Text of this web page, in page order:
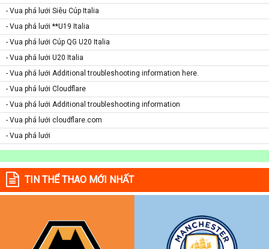
- Vua phá lưới Siêu Cúp Italia
- Vua phá lưới **U19 Italia
- Vua phá lưới Cúp QG U20 Italia
- Vua phá lưới U20 Italia
- Vua phá lưới Additional troubleshooting information here.
- Vua phá lưới Cloudflare
- Vua phá lưới Additional troubleshooting information
- Vua phá lưới cloudflare.com
- Vua phá lưới
TIN THỂ THAO MỚI NHẤT